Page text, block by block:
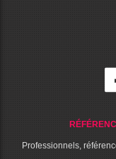
Professionnels,